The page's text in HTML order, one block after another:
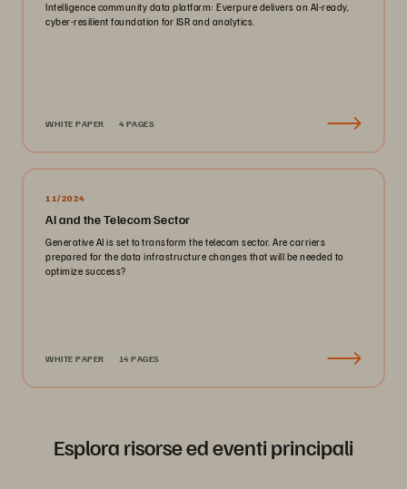
Intelligence community data platform: Everpure delivers an AI-ready,
cyber-resilient foundation for ISR and analytics.
WHITE PAPER 4 PAGES
11/2024
AI and the Telecom Sector
Generative AI is set to transform the telecom sector. Are carriers
prepared for the data infrastructure changes that will be needed to
optimize success?
WHITE PAPER 14 PAGES
Esplora risorse ed eventi principali